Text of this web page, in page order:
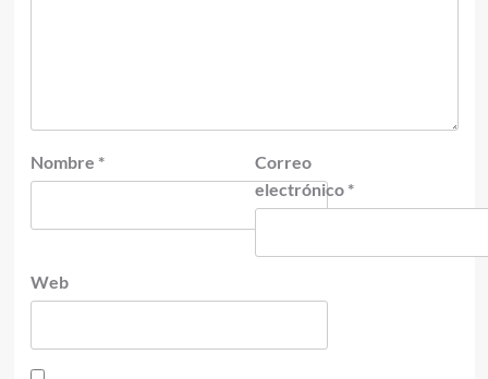
Nombre *
Correo
electrónico *
Web